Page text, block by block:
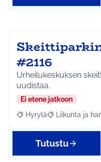
#2116
Urheilukeskuksen
uudistaa.
Ei etene jatkoon
Rajaa tulokset aihepiirin
Hyrylä Rajaa tulokset
Liikunta ja
Tutustu